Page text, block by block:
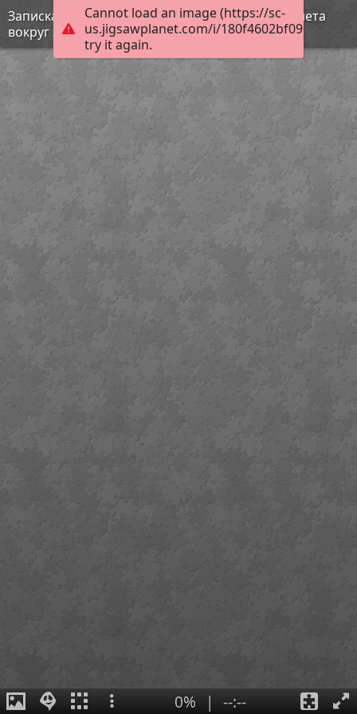
Cannot load an image (https://sc-
us.jigsawplanet.com/i/
try it again.
Записка Юрия Гагарина, написанная после полета
вокруг Земли
0% | --:--